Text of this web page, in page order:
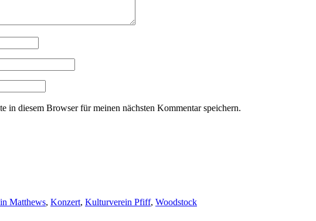
in diesem Browser für meinen nächsten Kommentar speichern.
Matthews, Konzert, Kulturverein Pfiff, Woodstock